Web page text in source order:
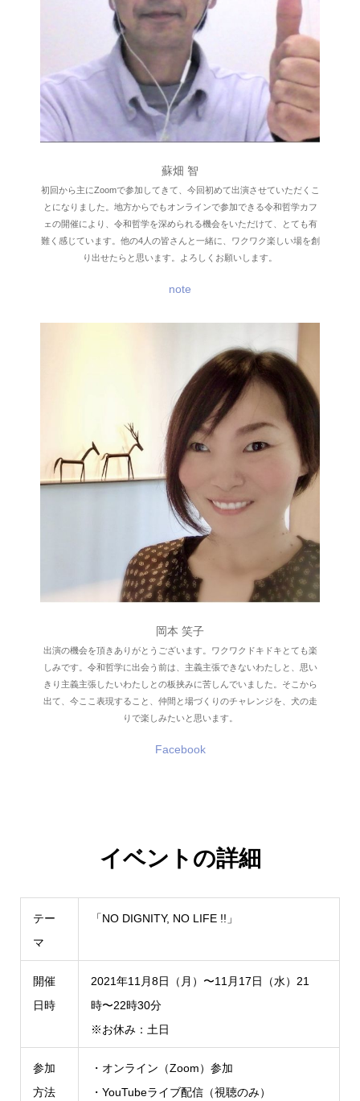
蘇畑 智
初回から主にZoomで参加してきて、今回初めて出演させていただくこ
とになりました。地方からでもオンラインで参加できる令和哲学カフ
ェの開催により、令和哲学を深められる機会をいただけて、とても有
難く感じています。他の4人の皆さんと一緒に、ワクワク楽しい場を創
り出せたらと思います。よろしくお願いします。
note
岡本 笑子
出演の機会を頂きありがとうございます。ワクワクドキドキとても楽
しみです。令和哲学に出会う前は、主義主張できないわたしと、思い
きり主義主張したいわたしとの板挟みに苦しんでいました。そこから
出て、今ここ表現すること、仲間と場づくりのチャレンジを、犬の走
りで楽しみたいと思います。
Facebook
イベントの詳細
テー
マ
「NO DIGNITY, NO LIFE !!」
開催
日時
2021年11月8日（月）〜11月17日（水）21
時〜22時30分
※お休み：土日
参加
方法
・オンライン（Zoom）参加
・YouTubeライブ配信（視聴のみ）